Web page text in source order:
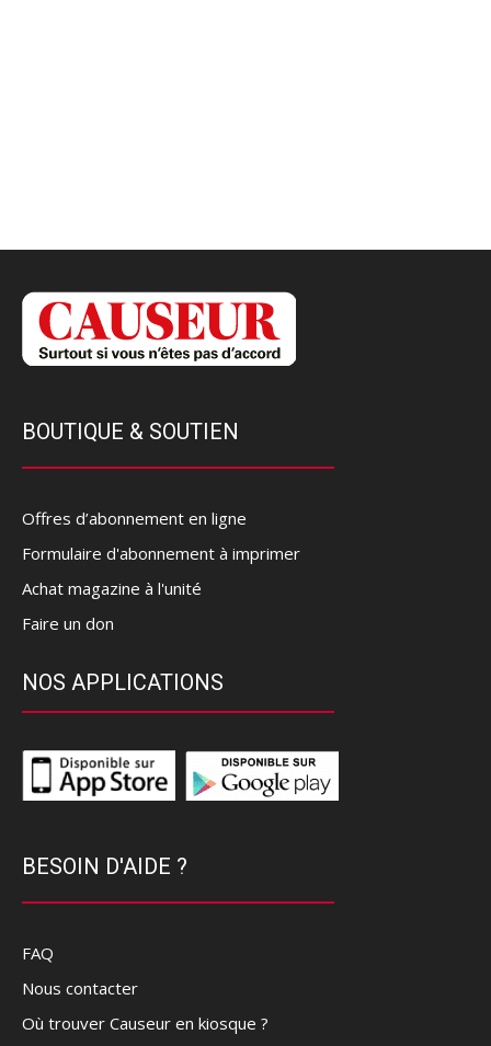
BOUTIQUE & SOUTIEN
Offres d’abonnement en ligne
Formulaire d'abonnement à imprimer
Achat magazine à l'unité
Faire un don
NOS APPLICATIONS
BESOIN D'AIDE ?
FAQ
Nous contacter
Où trouver Causeur en kiosque ?